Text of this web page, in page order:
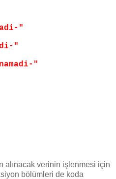
"
"
"
alınacak verinin işlenmesi için
bölümleri de koda